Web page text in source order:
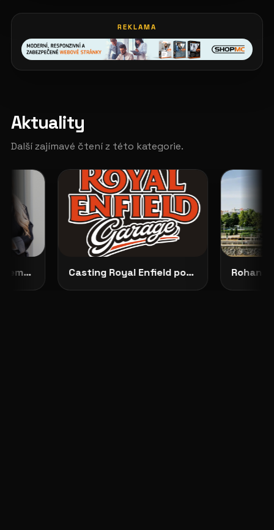
REKLAMA
Aktuality
Další zajímavé čtení z této kategorie.
Představujeme No Dilemma: českou módu, která ženám dovoluje zůstat samy sebou Casting Royal Enfield pokračuje: vybrané modelky budou opravdu vidět